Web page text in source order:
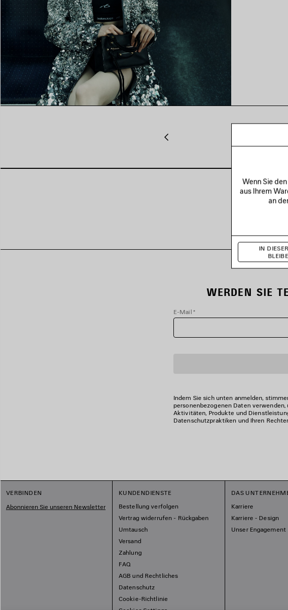
WERDEN SIE
E-Mail *
Indem Sie sich unten anmelden,
personenbezogenen Daten
Aktivitäten, Produkte und
Datenschutzpraktiken und Ihren
VERBINDEN
Abonnieren Sie unseren Newsletter
KUNDENDIENSTE
Bestellung verfolgen
Vertrag widerrufen - Rückgaben
Umtausch
Versand
Zahlung
FAQ
AGB und Rechtliches
Datenschutz
Cookie-Richtlinie
DAS
Karriere
Karriere - Design
Unser Engagement
Wenn Sie
aus Ihrem
an
IN